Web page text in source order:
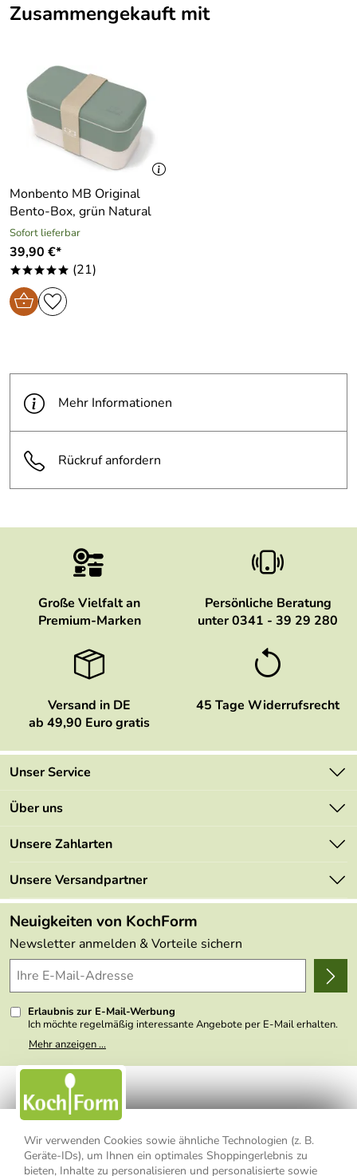
Wir verwenden Cookies sowie ähnliche Technologien (z. B.
Geräte-IDs), um Ihnen ein optimales Shoppingerlebnis zu
bieten, Inhalte zu personalisieren und personalisierte sowie
Zusammengekauft mit
Monbento MB Original
Bento-Box, grün Natural
Sofort lieferbar
39,90 €*
***** (21)
Mehr Informationen
Rückruf anfordern
Große Vielfalt an
Premium-Marken
Persönliche Beratung
unter 0341 - 39 29 280
Versand in DE
ab 49,90 Euro gratis
45 Tage Widerrufsrecht
Unser Service
Kontakt
Mehrwertsteuerfrei
Retourenportal
FAQs
Lieferbedingungen
Delivery Terms
Kundenlogin
Über uns
Marken
Angebote
Made in Germany
Themen
Wir über uns
Presse
Unsere Zahlarten
Unsere Versandpartner
Neuigkeiten von KochForm
Newsletter anmelden & Vorteile sichern
Erlaubnis zur E-Mail-Werbung
Ich möchte regelmäßig interessante Angebote per E-Mail erhalten.
Meine E-Mail-Adresse wird nicht an andere Unternehmen
weitergegeben. Zu statistischen Zwecken wird in anonymer Form
nicht erkennbar, welche konkrete Person geklickt hat. Diese
Einwilligung zur Nutzung meiner E-Mail- Adresse für Werbezwecke
kann ich jederzeit mit Wirkung für die Zukunft widerrufen, indem ich
den Link "Abmelden" am Ende des Newsletters anklicke oder die
Option Newsletter im Mitgliederbereich deaktiviere. Die
Mehr anzeigen ...
Impressum Datenschutzerklärung AGB